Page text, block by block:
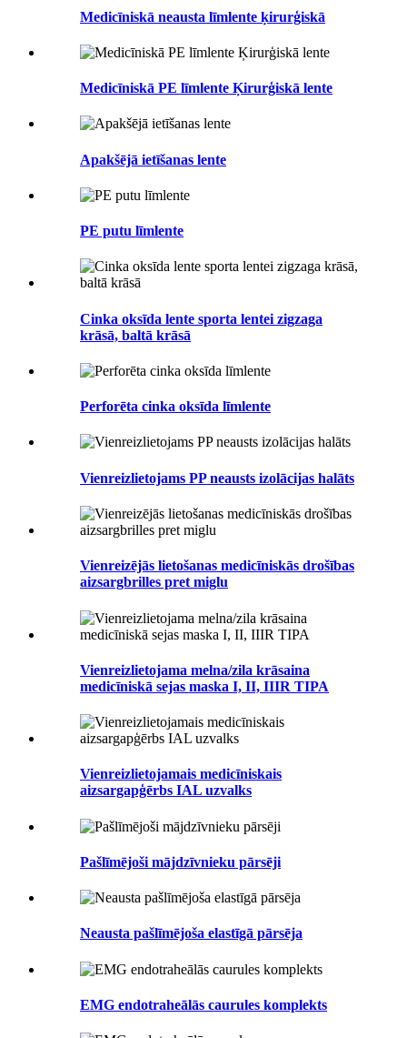
Medicīniskā neausta līmlente ķirurģiskā
Medicīniskā PE līmlente Ķirurģiskā lente
Apakšējā ietīšanas lente
PE putu līmlente
Cinka oksīda lente sporta lentei zigzaga
krāsā, baltā krāsā
Perforēta cinka oksīda līmlente
Vienreizlietojams PP neausts izolācijas halāts
Vienreizējās lietošanas medicīniskās drošības
aizsargbrilles pret miglu
Vienreizlietojama melna/zila krāsaina
medicīniskā sejas maska ​​I, II, IIIR TIPA
Vienreizlietojamais medicīniskais
aizsargapģērbs IAL uzvalks
Pašlīmējoši mājdzīvnieku pārsēji
Neausta pašlīmējoša elastīgā pārsēja
EMG endotraheālās caurules komplekts